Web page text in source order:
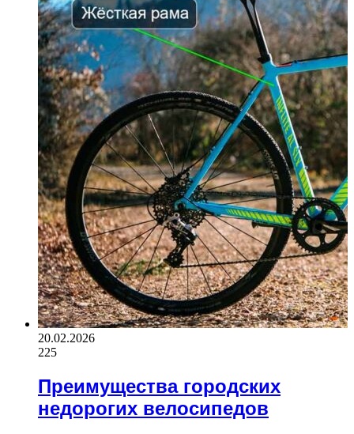
20.02.2026
225
Преимущества городских
недорогих велосипедов